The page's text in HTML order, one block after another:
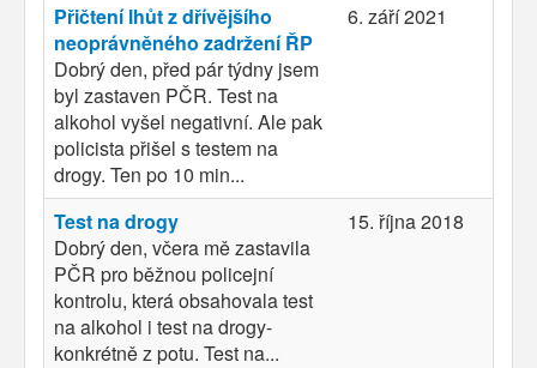
Přičtení lhůt z dřívějšího
neoprávněného zadržení ŘP
Dobrý den, před pár týdny jsem
byl zastaven PČR. Test na
alkohol vyšel negativní. Ale pak
policista přišel s testem na
drogy. Ten po 10 min...
6. září 2021
Test na drogy
Dobrý den, včera mě zastavila
PČR pro běžnou policejní
kontrolu, která obsahovala test
na alkohol i test na drogy-
konkrétně z potu. Test na...
15. října 2018